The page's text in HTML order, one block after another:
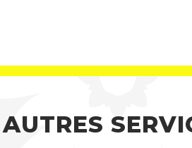
AUTRES